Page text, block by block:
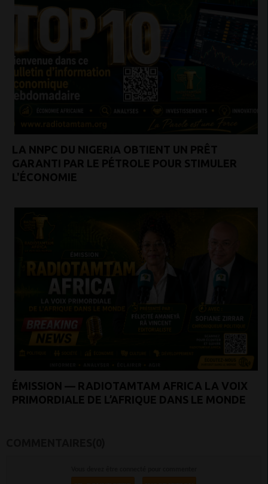
LA NNPC DU NIGERIA OBTIENT UN PRÊT
GARANTI PAR LE PÉTROLE POUR STIMULER
L'ÉCONOMIE
ÉMISSION — RADIOTAMTAM AFRICA LA VOIX
PRIMORDIALE DE L’AFRIQUE DANS LE MONDE